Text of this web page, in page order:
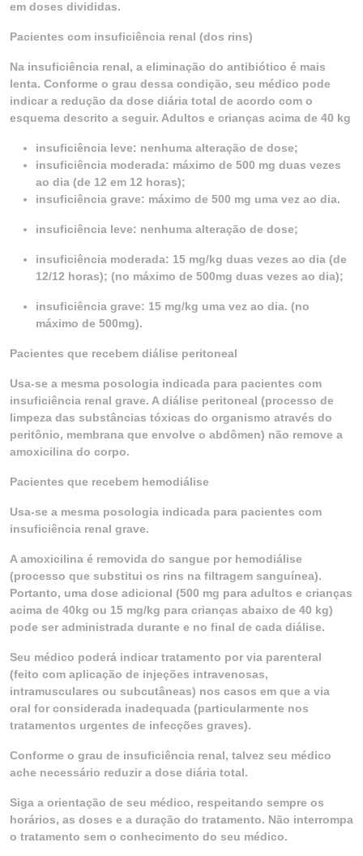
em doses divididas.
Pacientes com insuficiência renal (dos rins)
Na insuficiência renal, a eliminação do antibiótico é mais
lenta. Conforme o grau dessa condição, seu médico pode
indicar a redução da dose diária total de acordo com o
esquema descrito a seguir. Adultos e crianças acima de 40 kg
insuficiência leve: nenhuma alteração de dose;
insuficiência moderada: máximo de 500 mg duas vezes
ao dia (de 12 em 12 horas);
insuficiência grave: máximo de 500 mg uma vez ao dia.
insuficiência leve: nenhuma alteração de dose;
insuficiência moderada: 15 mg/kg duas vezes ao dia (de
12/12 horas); (no máximo de 500mg duas vezes ao dia);
insuficiência grave: 15 mg/kg uma vez ao dia. (no
máximo de 500mg).
Pacientes que recebem diálise peritoneal
Usa-se a mesma posologia indicada para pacientes com
insuficiência renal grave. A diálise peritoneal (processo de
limpeza das substâncias tóxicas do organismo através do
peritônio, membrana que envolve o abdômen) não remove a
amoxicilina do corpo.
Pacientes que recebem hemodiálise
Usa-se a mesma posologia indicada para pacientes com
insuficiência renal grave.
A amoxicilina é removida do sangue por hemodiálise
(processo que substitui os rins na filtragem sanguínea).
Portanto, uma dose adicional (500 mg para adultos e crianças
acima de 40kg ou 15 mg/kg para crianças abaixo de 40 kg)
pode ser administrada durante e no final de cada diálise.
Seu médico poderá indicar tratamento por via parenteral
(feito com aplicação de injeções intravenosas,
intramusculares ou subcutâneas) nos casos em que a via
oral for considerada inadequada (particularmente nos
tratamentos urgentes de infecções graves).
Conforme o grau de insuficiência renal, talvez seu médico
ache necessário reduzir a dose diária total.
Siga a orientação de seu médico, respeitando sempre os
horários, as doses e a duração do tratamento. Não interrompa
o tratamento sem o conhecimento do seu médico.